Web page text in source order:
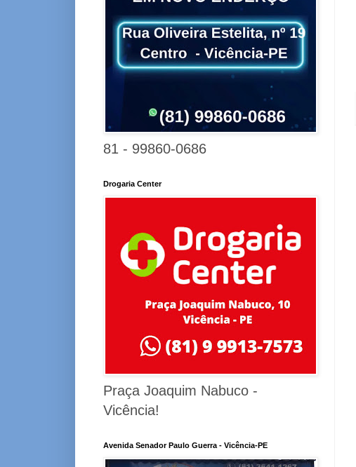
81 - 99860-0686
Drogaria Center
Praça Joaquim Nabuco -
Vicência!
Avenida Senador Paulo Guerra - Vicência-PE